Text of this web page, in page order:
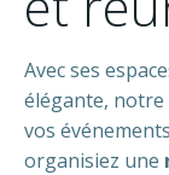
Avec ses
élégante, notre
vos
organisiez une